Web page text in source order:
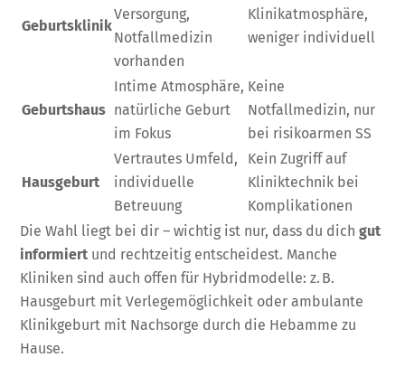
Geburtsklinik
Versorgung,
Notfallmedizin
vorhanden
Klinikatmosphäre,
weniger individuell
Geburtshaus
Intime Atmosphäre,
natürliche Geburt
im Fokus
Keine
Notfallmedizin, nur
bei risikoarmen SS
Hausgeburt
Vertrautes Umfeld,
individuelle
Betreuung
Kein Zugriff auf
Kliniktechnik bei
Komplikationen
Die Wahl liegt bei dir – wichtig ist nur, dass du dichgut
informiert und rechtzeitig entscheidest. Manche
Kliniken sind auch offen für Hybridmodelle: z. B.
Hausgeburt mit Verlegemöglichkeit oder ambulante
Klinikgeburt mit Nachsorge durch die Hebamme zu
Hause.